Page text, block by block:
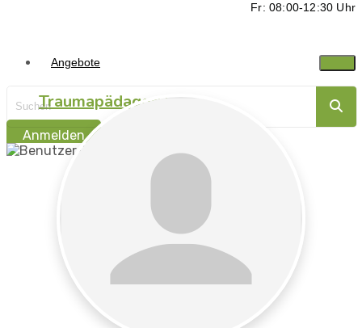
Fr: 08:00-12:30 Uhr
Angebote
Traumapädagogik
Traumasensibel
Ressorcen stärken
Traumapädagogik
Anmelden